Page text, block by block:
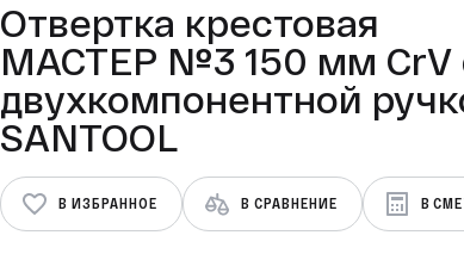
Отвертка крестовая
МАСТЕР №3 150 мм CrV
двухкомпонентной
SANTOOL
В ИЗБРАННОЕ В СРАВНЕНИЕ В